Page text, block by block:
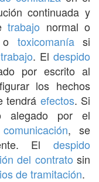
continuada y
trabajo normal o
o toxicomaníasi
trabajo. Eldespido
por escrito al
los hechos
tendrá efectos. Si
alegado por el
comunicación, se
El despido
del contrato sin
de tramitación.